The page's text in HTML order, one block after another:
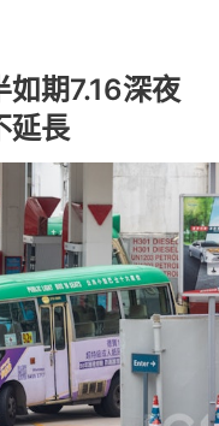
如期7.16深夜
延長